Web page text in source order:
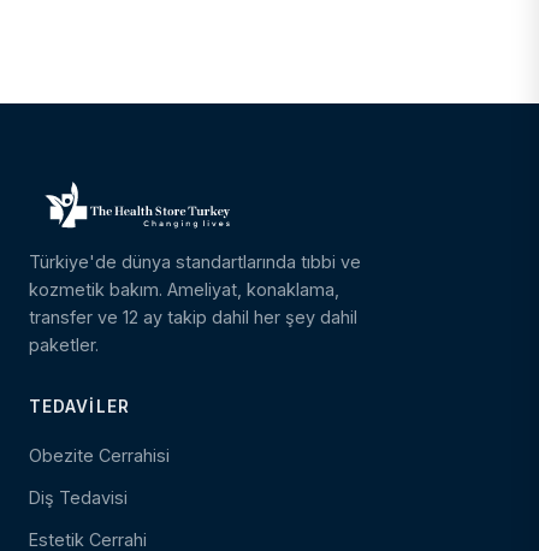
Türkiye'de dünya standartlarında tıbbi ve
kozmetik bakım. Ameliyat, konaklama,
transfer ve 12 ay takip dahil her şey dahil
paketler.
TEDAVILER
Obezite Cerrahisi
Diş Tedavisi
Estetik Cerrahi